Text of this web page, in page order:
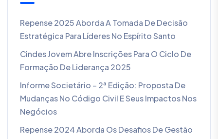
Repense 2025 Aborda A Tomada De Decisão
Estratégica Para Líderes No Espírito Santo
Cindes Jovem Abre Inscrições Para O Ciclo De
Formação De Liderança 2025
Informe Societário – 2ª Edição: Proposta De
Mudanças No Código Civil E Seus Impactos Nos
Negócios
Repense 2024 Aborda Os Desafios De Gestão